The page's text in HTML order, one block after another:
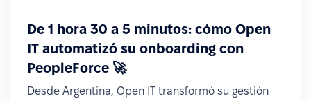
De 1 hora 30 a 5 minutos: cómo Open
IT automatizó su onboarding con
PeopleForce 🚀
Desde Argentina, Open IT transformó su gestión